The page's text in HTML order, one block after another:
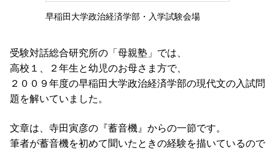
早稲田大学政治経済学部・入学試験会場
受験対話総合研究所の「母親塾」では、
高校１、２年生と幼児のお母さま方で、
２００９年度の早稲田大学政治経済学部の現代文の入試問
題を解いていました。
文章は、寺田寅彦の『蓄音機』からの一節です。
筆者が蓄音機を初めて聞いたときの経験を描いているので